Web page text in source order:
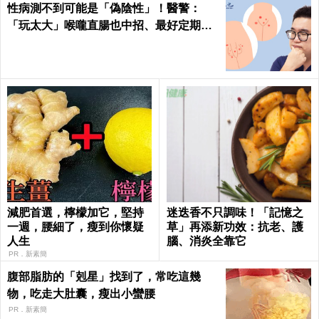
性病測不到可能是「偽陰性」！醫警：
「玩太大」喉嚨直腸也中招、最好定期檢
減肥首選，檸檬加它，堅持
一週，腰細了，瘦到你懷疑
人生
PR．新素簡
迷迭香不只調味！「記憶之
草」再添新功效：抗老、護
腦、消炎全靠它
腹部脂肪的「剋星」找到了，常吃這幾
物，吃走大肚囊，瘦出小蠻腰
PR．新素簡